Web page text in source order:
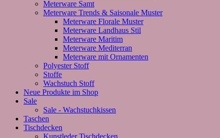
Meterware Samt
Meterware Trends & Saisonale Muster
Meterware Florale Muster
Meterware Landhaus Stil
Meterware Maritim
Meterware Mediterran
Meterware mit Ornamenten
Polyester Stoff
Stoffe
Wachstuch Stoff
Neue Produkte im Shop
Sale
Sale - Wachstuchkissen
Taschen
Tischdecken
Kunstleder Tischdecken